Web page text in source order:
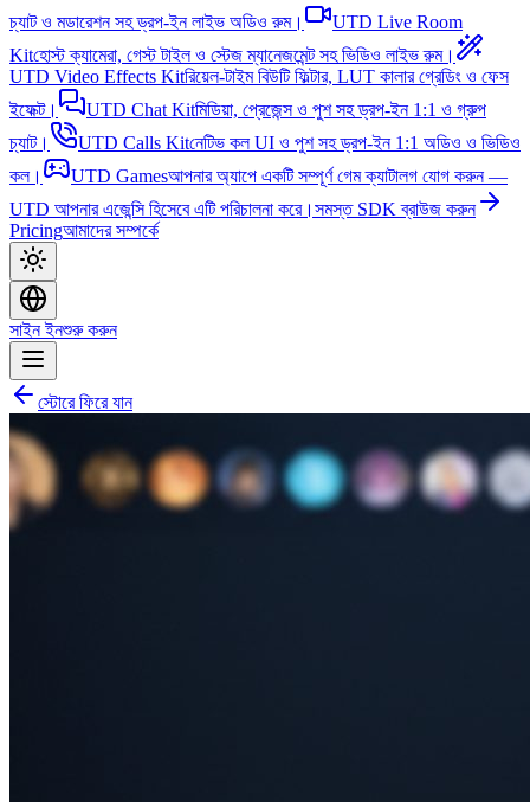
চ্যাট ও মডারেশন সহ ড্রপ-ইন লাইভ অডিও রুম।
UTD Live Room
Kitহোস্ট ক্যামেরা, গেস্ট টাইল ও স্টেজ ম্যানেজমেন্ট সহ ভিডিও লাইভ রুম।
UTD Video Effects Kitরিয়েল-টাইম বিউটি ফিল্টার, LUT কালার গ্রেডিং ও ফেস
ইফেক্ট।
UTD Chat Kitমিডিয়া, প্রেজেন্স ও পুশ সহ ড্রপ-ইন 1:1 ও গ্রুপ
চ্যাট।
UTD Calls Kitনেটিভ কল UI ও পুশ সহ ড্রপ-ইন 1:1 অডিও ও ভিডিও
কল।
UTD Gamesআপনার অ্যাপে একটি সম্পূর্ণ গেম ক্যাটালগ যোগ করুন —
UTD আপনার এজেন্সি হিসেবে এটি পরিচালনা করে। সমস্ত SDK ব্রাউজ করুন
Pricingআমাদের সম্পর্কে
সাইন ইনশুরু করুন
স্টোরে ফিরে যান